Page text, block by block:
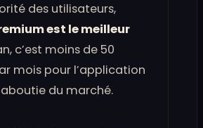
des utilisateurs,
est le meilleur
c’est moins de 50
mois pour l’application
aboutie du marché.